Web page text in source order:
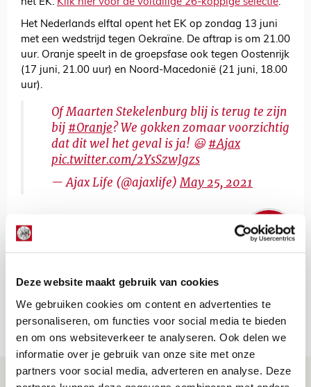
Deze website maakt gebruik van cookies
We gebruiken cookies om content en advertenties te
personaliseren, om functies voor social media te bieden
en om ons websiteverkeer te analyseren. Ook delen we
informatie over je gebruik van onze site met onze
partners voor social media, adverteren en analyse. Deze
het EK. Klik hier voor de voltallige 26-koppige selectie.
Het Nederlands elftal opent het EK op zondag 13 juni
met een wedstrijd tegen Oekraïne. De aftrap is om 21.00
uur. Oranje speelt in de groepsfase ook tegen Oostenrijk
(17 juni, 21.00 uur) en Noord-Macedonië (21 juni, 18.00
uur).
Of Maarten Stekelenburg blij is terug te zijn
bij #Oranje? We gokken zomaar voorzichtig
dat dit wel het geval is ja! 😃 #Ajax
pic.twitter.com/2YsSzwJgzs
— Ajax Life (@ajaxlife)May 25, 2021
Net binnen //
Word ballenjongen of -meid bij Jong